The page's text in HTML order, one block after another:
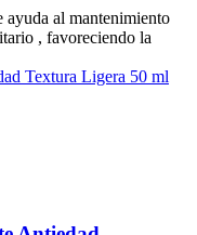
al mantenimiento
, favoreciendo la